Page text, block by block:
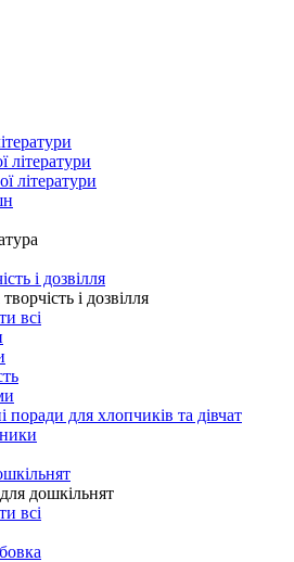
літератури
літератури
і дозвілля
і дозвілля
всі
поради для хлопчиків та дівчат
дошкільнят
всі